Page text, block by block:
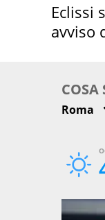
Eclissi
avviso